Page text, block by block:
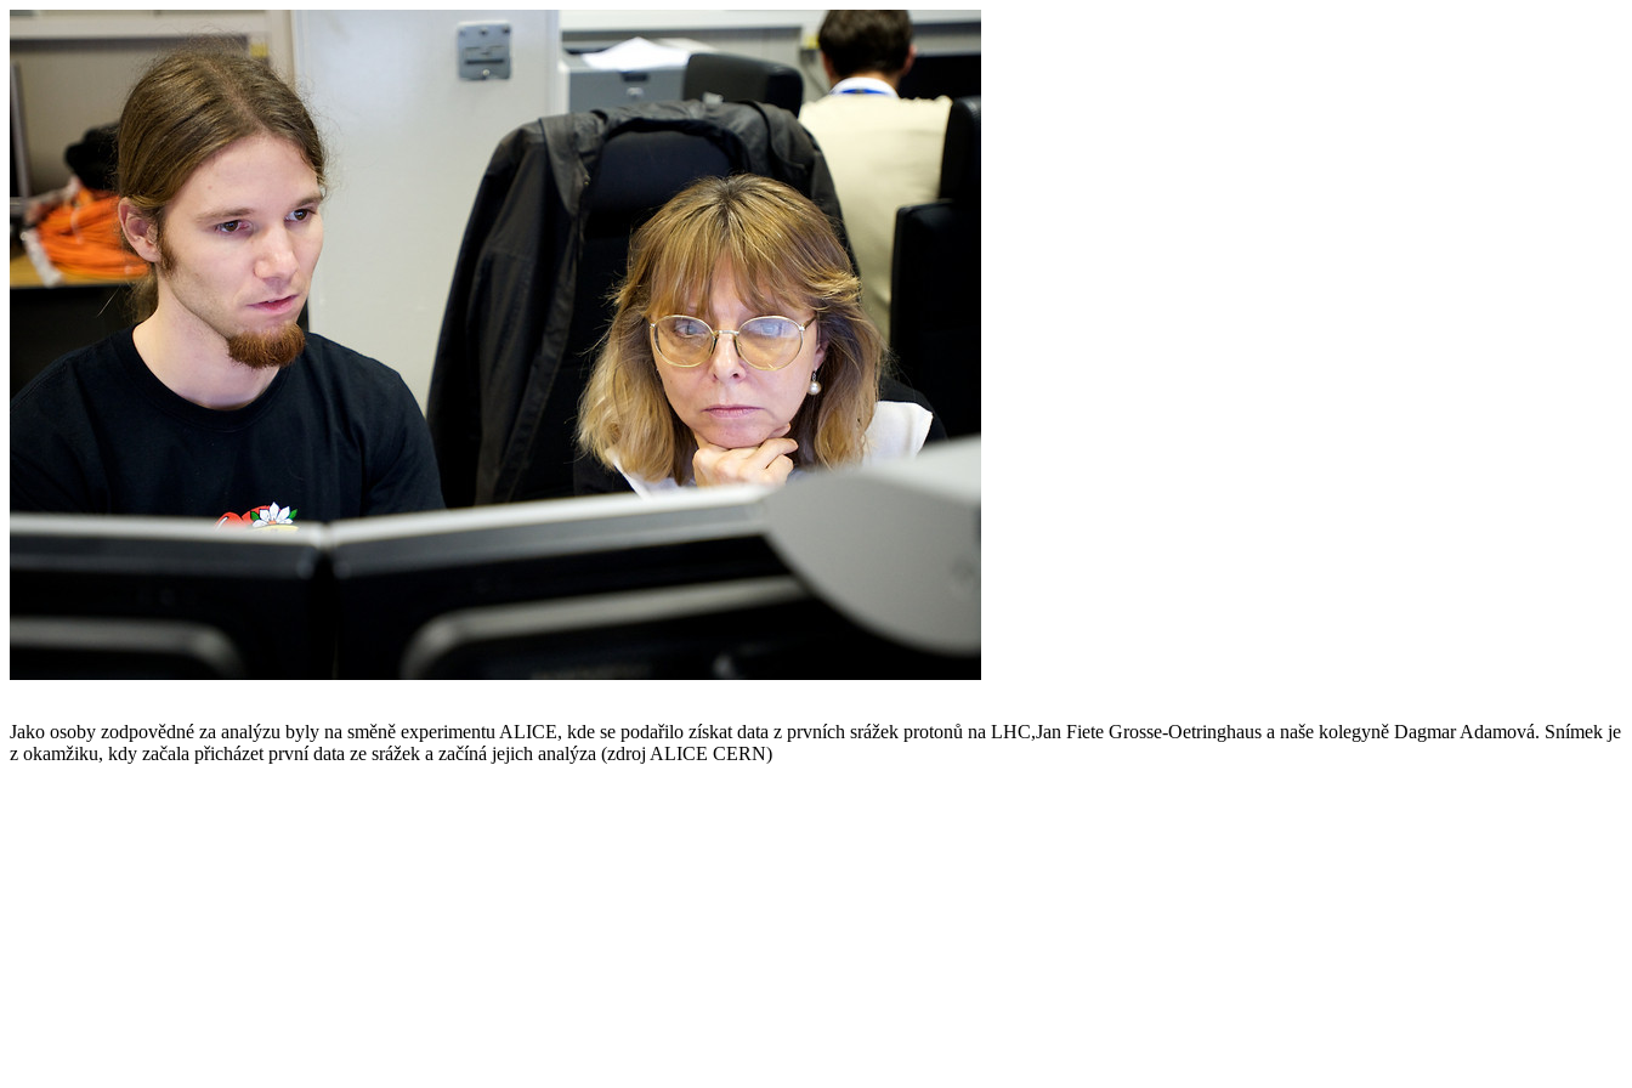
Jako osoby zodpovědné za analýzu byly na směně experimentu ALICE, kde se podařilo získat data z prvních srážek protonů na LHC,Jan Fiete Grosse-Oetringhaus a naše kolegyně Dagmar Adamová. Snímek je
z okamžiku, kdy začala přicházet první data ze srážek a začíná jejich analýza (zdroj ALICE CERN)